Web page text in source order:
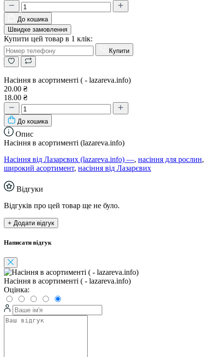
До кошика
Швидке замовлення
Купити цей товар в 1 клік:
Купити
Насіння в асортименті ( - lazareva.info)
20.00 ₴
18.00 ₴
До кошика
Опис
Насіння в асортименті (lazareva.info)
Насіння від Лазарєвих (lazareva.info) —, насіння для рослин,
широкий асортимент, насіння від Лазарєвих
Відгуки
Відгуків про цей товар ще не було.
+ Додати відгук
Написати відгук
Насіння в асортименті ( - lazareva.info)
Оцінка: